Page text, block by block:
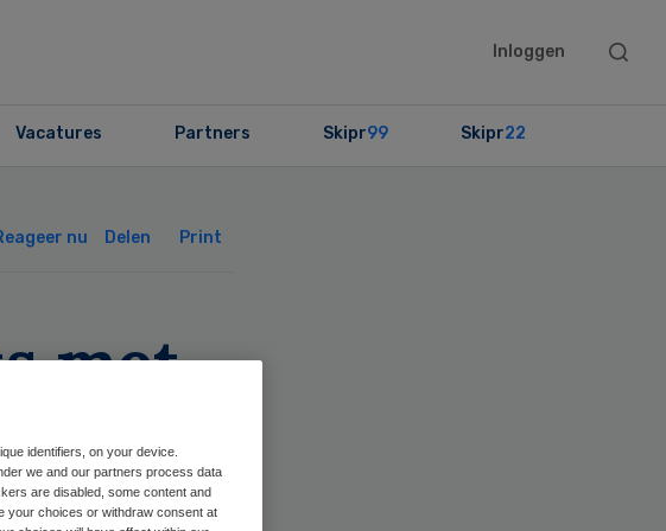
Inloggen
Search
Vacatures Partners Skipr99 Skipr22
nu Delen Print
met
identifiers, on your device.
we and our partners process data
are disabled, some content and
your choices or withdraw consent at